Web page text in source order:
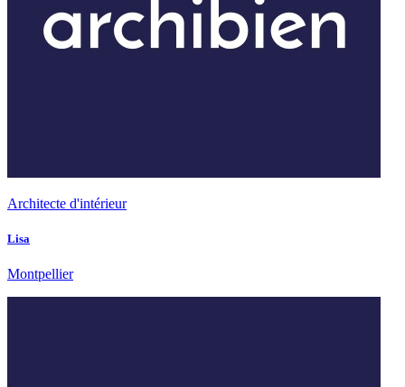
Architecte d'intérieur
Lisa
Montpellier